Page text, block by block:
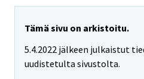
Tämä sivu on arkistoitu.
5.4.2022 jälkeen julkaistut
uudistetulta sivustolta.